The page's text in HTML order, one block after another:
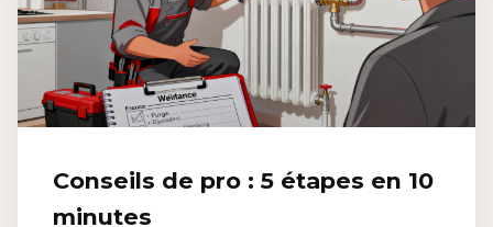
Conseils de pro : 5 étapes en 10
minutes